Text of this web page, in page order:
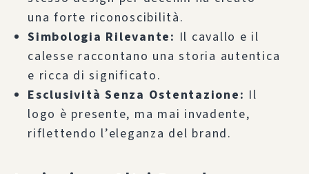
una forte riconoscibilità.
Simbologia Rilevante: Il cavallo e il
calesse raccontano una storia autentica
e ricca di significato.
Esclusività Senza Ostentazione: Il
logo è presente, ma mai invadente,
riflettendo l’eleganza del brand.